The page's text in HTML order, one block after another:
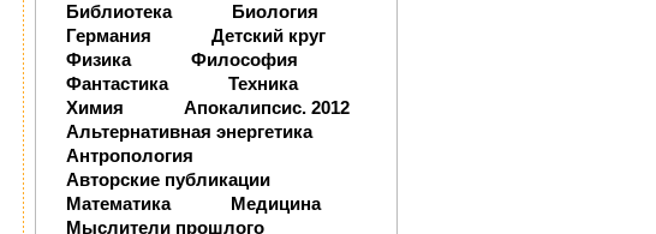
Библиотека
Биология
Германия
Детский круг
Физика
Философия
Фантастика
Техника
Химия
Апокалипсис. 2012
Альтернативная энергетика
Антропология
Авторские публикации
Математика
Медицина
Мыслители прошлого